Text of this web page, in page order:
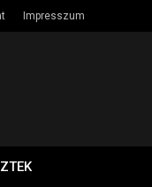
Impresszum